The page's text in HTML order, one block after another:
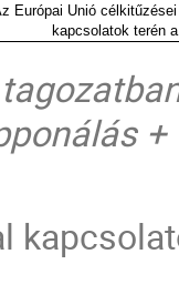
Európai Unió
kapcsolatok terén